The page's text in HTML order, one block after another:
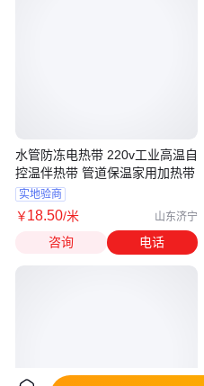
水管防冻电热带 220v工业高温自
控温伴热带 管道保温家用加热带
实地验商
￥18.50/米 山东济宁
咨询 电话